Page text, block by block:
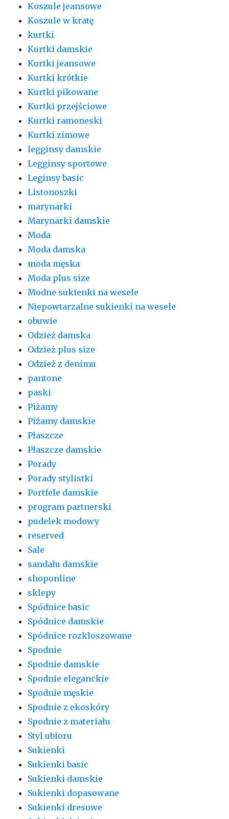
Koszule jeansowe
Koszule w kratę
kurtki
Kurtki damskie
Kurtki jeansowe
Kurtki krótkie
Kurtki pikowane
Kurtki przejściowe
Kurtki ramoneski
Kurtki zimowe
legginsy damskie
Legginsy sportowe
Leginsy basic
Listonoszki
marynarki
Marynarki damskie
Moda
Moda damska
moda męska
Moda plus size
Modne sukienki na wesele
Niepowtarzalne sukienki na wesele
obuwie
Odzież damska
Odzież plus size
Odzież z denimu
pantone
paski
Piżamy
Piżamy damskie
Płaszcze
Płaszcze damskie
Porady
Porady stylistki
Portfele damskie
program partnerski
pudelek modowy
reserved
Sale
sandału damskie
shoponline
sklepy
Spódnice basic
Spódnice damskie
Spódnice rozkloszowane
Spodnie
Spodnie damskie
Spodnie eleganckie
Spodnie męskie
Spodnie z ekoskóry
Spodnie z materiału
Styl ubioru
Sukienki
Sukienki basic
Sukienki damskie
Sukienki dopasowane
Sukienki dresowe